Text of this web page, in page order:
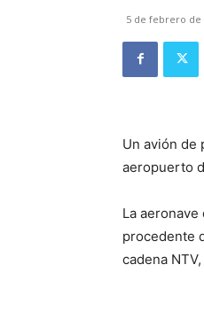
5 de febrero de
Un avión de
aeropuerto
La
procedente
cadena